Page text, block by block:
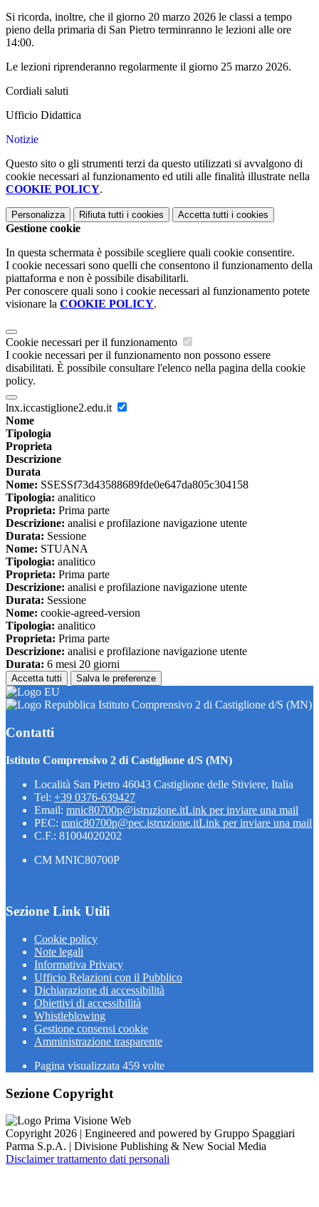
Si ricorda, inoltre, che il giorno 20 marzo 2026 le classi a tempo
pieno della primaria di San Pietro terminranno le lezioni alle ore
14:00.
Le lezioni riprenderanno regolarmente il giorno 25 marzo 2026.
Cordiali saluti
Ufficio Didattica
Notizie
Questo sito o gli strumenti terzi da questo utilizzati si avvalgono di
cookie necessari al funzionamento ed utili alle finalità illustrate nella
COOKIE POLICY.
Personalizza Rifiuta tutti i cookies Accetta tutti i cookies
Gestione cookie
In questa schermata è possibile scegliere quali cookie consentire.
I cookie necessari sono quelli che consentono il funzionamento della
piattaforma e non è possibile disabilitarli.
Per conoscere quali sono i cookie necessari al funzionamento potete
visionare la COOKIE POLICY.
Cookie necessari per il funzionamento
I cookie necessari per il funzionamento non possono essere
disabilitati. È possibile consultare l'elenco nella pagina della cookie
policy.
lnx.iccastiglione2.edu.it
Nome
Tipologia
Proprieta
Descrizione
Durata
Nome: SSESSf73d43588689fde0e647da805c304158
Tipologia: analitico
Proprieta: Prima parte
Descrizione: analisi e profilazione navigazione utente
Durata: Sessione
Nome: STUANA
Tipologia: analitico
Proprieta: Prima parte
Descrizione: analisi e profilazione navigazione utente
Durata: Sessione
Nome: cookie-agreed-version
Tipologia: analitico
Proprieta: Prima parte
Descrizione: analisi e profilazione navigazione utente
Durata: 6 mesi 20 giorni
Accetta tutti Salva le preferenze
Istituto Comprensivo 2 di Castiglione d/S (MN)
Contatti
Istituto Comprensivo 2 di Castiglione d/S (MN)
Località San Pietro 46043 Castiglione delle Stiviere, Italia
Tel: +39 0376-639427
Email: mnic80700p@istruzione.itLink per inviare una mail
PEC: mnic80700p@pec.istruzione.itLink per inviare una mail
C.F.: 81004020202
CM MNIC80700P
Sezione Link Utili
Cookie policy
Note legali
Informativa Privacy
Ufficio Relazioni con il Pubblico
Dichiarazione di accessibilità
Obiettivi di accessibilità
Whistleblowing
Gestione consensi cookie
Amministrazione trasparente
Pagina visualizzata 459 volte
Sezione Copyright
Copyright 2026 | Engineered and powered by Gruppo Spaggiari
Parma S.p.A. | Divisione Publishing & New Social Media
Disclaimer trattamento dati personali